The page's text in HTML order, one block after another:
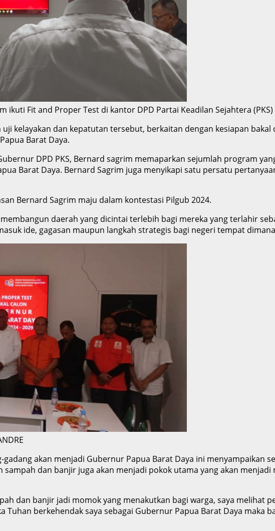
ikuti Fit and Proper Test di kantor DPD Partai Keadilan Sejahtera (PKS)
kelayakan dan kepatutan tersebut, berkaitan dengan kesiapan
Barat Daya.
DPD PKS, Bernard sagrim memaparkan sejumlah program
Barat Daya. Bernard Sagrim juga menyikapi satu persatu
Bernard Sagrim maju dalam kontestasi Pilgub 2024.
daerah yang dicintai terlebih bagi mereka yang terlahir
ide, gagasan maupun langkah strategis bagi negeri tempat
akan menjadi Gubernur Papua Barat Daya ini menyampaikan
dan banjir juga akan menjadi pokok utama yang akan menjadi
dan banjir jadi momok yang menakutkan bagi warga, saya melihat
Tuhan berkehendak saya sebagai Gubernur Papua Barat Daya maka